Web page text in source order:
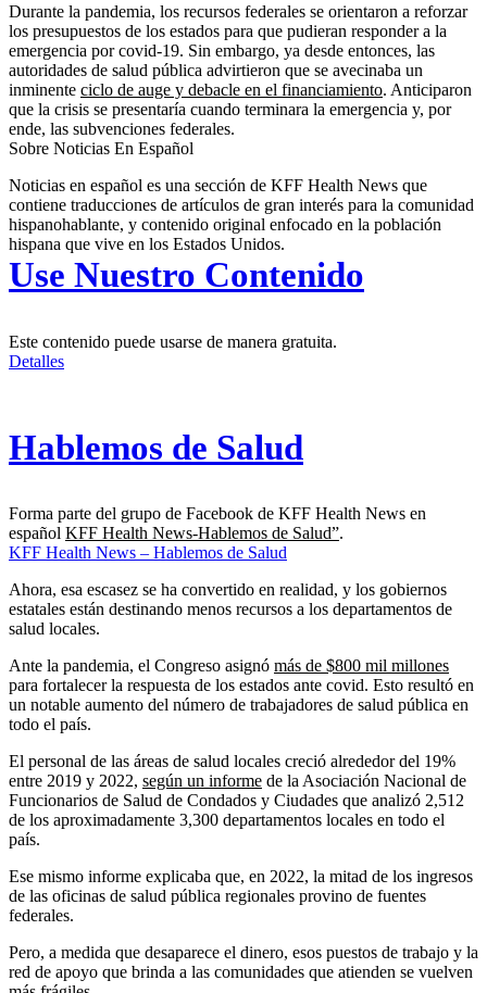
Durante la pandemia, los recursos federales se orientaron a reforzar
los presupuestos de los estados para que pudieran responder a la
emergencia por covid-19. Sin embargo, ya desde entonces, las
autoridades de salud pública advirtieron que se avecinaba un
inminente ciclo de auge y debacle en el financiamiento. Anticiparon
que la crisis se presentaría cuando terminara la emergencia y, por
ende, las subvenciones federales.
Sobre Noticias En Español
Noticias en español es una sección de KFF Health News que
contiene traducciones de artículos de gran interés para la comunidad
hispanohablante, y contenido original enfocado en la población
hispana que vive en los Estados Unidos.
Use Nuestro Contenido
Este contenido puede usarse de manera gratuita.
Detalles
Hablemos de Salud
Forma parte del grupo de Facebook de KFF Health News en
español KFF Health News-Hablemos de Salud”.
KFF Health News – Hablemos de Salud
Ahora, esa escasez se ha convertido en realidad, y los gobiernos
estatales están destinando menos recursos a los departamentos de
salud locales.
Ante la pandemia, el Congreso asignó más de $800 mil millones
para fortalecer la respuesta de los estados ante covid. Esto resultó en
un notable aumento del número de trabajadores de salud pública en
todo el país.
El personal de las áreas de salud locales creció alrededor del 19%
entre 2019 y 2022, según un informe de la Asociación Nacional de
Funcionarios de Salud de Condados y Ciudades que analizó 2,512
de los aproximadamente 3,300 departamentos locales en todo el
país.
Ese mismo informe explicaba que, en 2022, la mitad de los ingresos
de las oficinas de salud pública regionales provino de fuentes
federales.
Pero, a medida que desaparece el dinero, esos puestos de trabajo y la
red de apoyo que brinda a las comunidades que atienden se vuelven